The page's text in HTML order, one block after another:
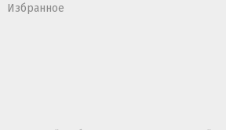
Избранное